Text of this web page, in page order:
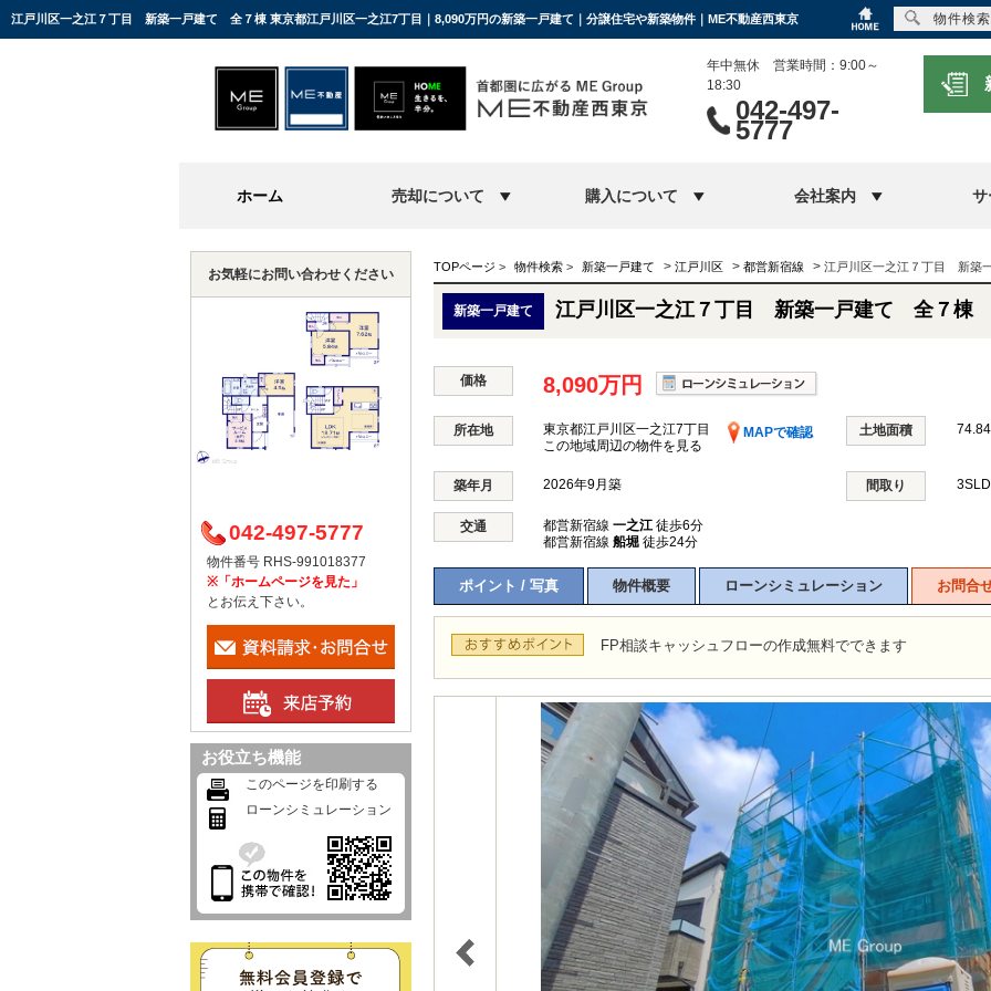
江戸川区一之江７丁目 新築一戸建て 全７棟 東京都江戸川区一之江7丁目｜8,090万円の新築一戸建て｜分譲住宅や新築物件｜ME不動産西東京
年中無休 営業時間：9:00～
18:30
042-497-
5777
ホーム 売却について 購入について 会社案内
TOPページ > 物件検索 > 新築一戸建て > 江戸川区 > 都営新宿線 > 江戸川区一之江７丁目 新築
新築一戸建て 江戸川区一之江７丁目 新築一戸建て 全７棟
価格 8,090万円
所在地 東京都江戸川区一之江7丁目
MAPで確認
この地域周辺の物件を見る
土地面積
築年月 2026年9月築 間取り
交通 都営新宿線 一之江 徒歩6分
都営新宿線 船堀 徒歩24分
ポイント / 写真 物件概要 ローンシミュレーション お問合
FP相談キャッシュフローの作成無料でできます
お気軽にお問い合わせください
042-497-5777
物件番号 RHS-991018377
※「ホームページを見た」
とお伝え下さい。
お役立ち機能
このページを印刷する
ローンシミュレーション
物件検索